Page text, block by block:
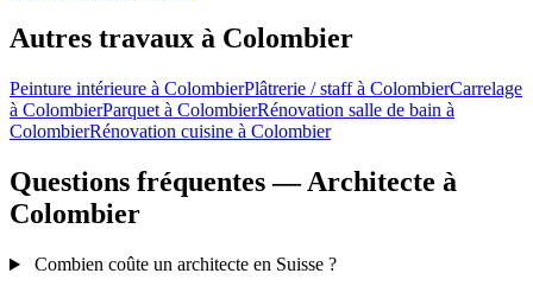
Autres travaux à Colombier
Peinture intérieure à ColombierPlâtrerie / staff à ColombierCarrelage
à ColombierParquet à ColombierRénovation salle de bain à
ColombierRénovation cuisine à Colombier
Questions fréquentes — Architecte à
Colombier
Combien coûte un architecte en Suisse ?